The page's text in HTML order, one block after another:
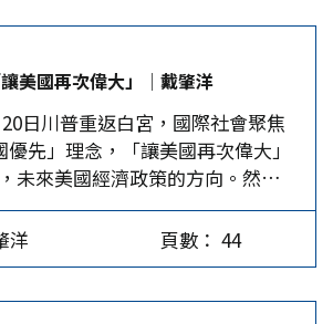
產業鏈。發展低空經濟有兩項關
升級傳統通用航空業綠色化、智
大新興無人駕駛航空新業態。換
是「低空飛行+經濟活動」，其
業鏈條強勁、應用場景複雜、輻
全球主要經濟體角逐的新領域。
展概況 伴隨技術的發展和政策的
經濟逐漸成為各國探索經濟增長的
美國再次偉大」│戴肇洋
日川普重返白宮，國際社會聚焦
先」理念，「讓美國再次偉大」
未來美國經濟政策的方向。然
關心的議題莫過於川普政府如何消
所造成的生活壓力。誠如川普在選
，過去四年來，忽略了通膨對美國
洋 頁數： 44